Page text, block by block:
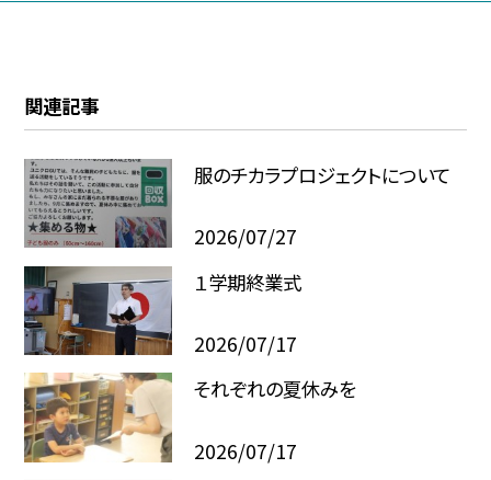
関連記事
服のチカラプロジェクトについて
2026/07/27
１学期終業式
2026/07/17
それぞれの夏休みを
2026/07/17